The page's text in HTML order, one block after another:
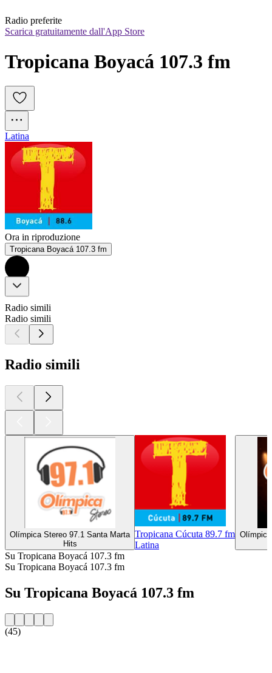
Radio preferite
Scarica gratuitamente dall'App Store
Tropicana Boyacá 107.3 fm
Latina
Ora in riproduzione
Tropicana Boyacá 107.3 fm
Radio simili
Radio simili
Radio simili
Olímpica Stereo 97.1 Santa Marta
Hits
Tropicana Cúcuta 89.7 fm
Latina
Su Tropicana Boyacá 107.3 fm
Su Tropicana Boyacá 107.3 fm
Su Tropicana Boyacá 107.3 fm
(45)